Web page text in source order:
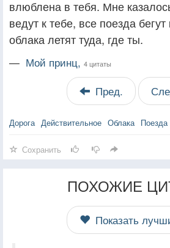
влюблена в тебя. Мне
ведут к тебе, все поезда
облака летят туда, где ты.
— Мой принц, 4 цитаты
Пред.
Дорога Действительное Облака Поезда
Сохранить
ПОХОЖИЕ
Показать